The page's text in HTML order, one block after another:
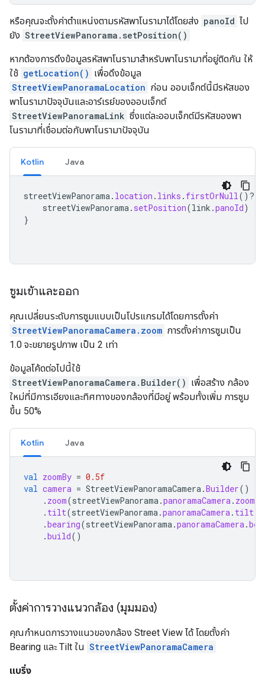
หรือคุณจะตั้งค่าตำแหน่งตามรหัสพาโนรามาได้โดยส่ง panoId ไป
ยัง StreetViewPanorama.setPosition()
หากต้องการดึงข้อมูลรหัสพาโนรามาสำหรับพาโนรามาที่อยู่ติดกัน ให้
ใช้ getLocation() เพื่อดึงข้อมูล
StreetViewPanoramaLocation ก่อน ออบเจ็กต์นี้มีรหัสของ
พาโนรามาปัจจุบันและอาร์เรย์ของออบเจ็กต์
StreetViewPanoramaLink ซึ่งแต่ละออบเจ็กต์มีรหัสของพา
โนรามาที่เชื่อมต่อกับพาโนรามาปัจจุบัน
Kotlin Java
streetViewPanorama . location . links . firstOrNull () ?.
streetViewPanorama . setPosition(link .panoId)
}
ซูมเข้าและออก
คุณเปลี่ยนระดับการซูมแบบเป็นโปรแกรมได้โดยการตั้งค่า
StreetViewPanoramaCamera.zoom การตั้งค่าการซูมเป็น
1.0 จะขยายรูปภาพ เป็น 2 เท่า
ข้อมูลโค้ดต่อไปนี้ใช้
StreetViewPanoramaCamera.Builder() เพื่อสร้าง กล้อง
ใหม่ที่มีการเอียงและทิศทางของกล้องที่มีอยู่ พร้อมทั้งเพิ่ม การซูม
ขึ้น 50%
Kotlin Java
val zoomBy = 0.5f
val camera = StreetViewPanoramaCamera .Builder()
. zoom(streetViewPanorama .panoramaCamera . zoom
. tilt(streetViewPanorama .panoramaCamera . tilt
.bearing(streetViewPanorama .panoramaCamera .
.build()
ตั้งค่าการวางแนวกล้อง (มุมมอง)
คุณกำหนดการวางแนวของกล้อง Street View ได้ โดยตั้งค่า
Bearing และ Tilt ใน StreetViewPanoramaCamera
แบริ่ง